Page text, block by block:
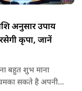
अनुसार उपाय
कृपा, जानें
बहुत शुभ माना
सकते है अपनी